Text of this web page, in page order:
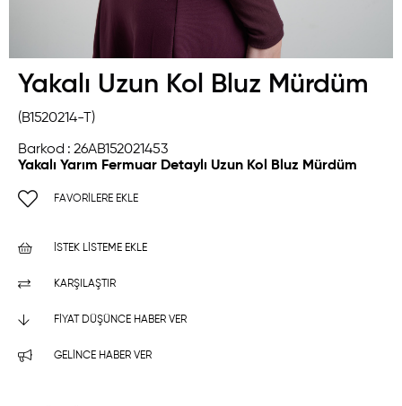
Yakalı Uzun Kol Bluz Mürdüm
(B1520214-T)
Barkod : 26AB152021453
Yakalı Yarım Fermuar Detaylı Uzun Kol Bluz Mürdüm
FAVORILERE EKLE
İSTEK LISTEME EKLE
KARŞILAŞTIR
FIYAT DÜŞÜNCE HABER VER
GELINCE HABER VER